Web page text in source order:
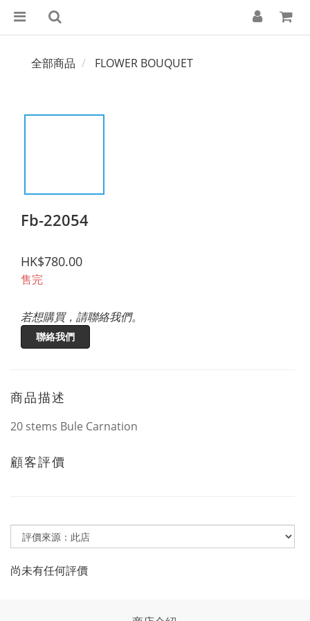
全部商品 FLOWER BOUQUET
Fb-22054
HK$780.00
售完
若想購買，請聯絡我們。
聯絡我們
商品描述
20 stems Bule Carnation
顧客評價
尚未有任何評價